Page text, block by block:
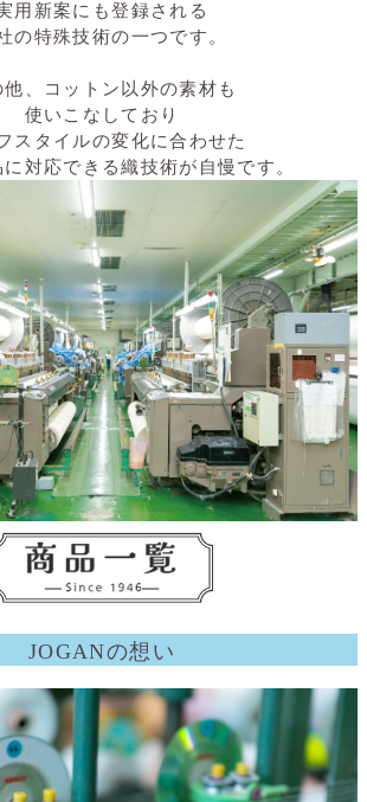
用新案にも登録される
の特殊技術の一つです。
他、コットン以外の素材も
使いこなしており
スタイルの変化に合わせた
対応できる織技術が自慢です。
JOGANの想い